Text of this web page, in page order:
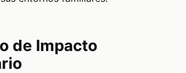
de Impacto